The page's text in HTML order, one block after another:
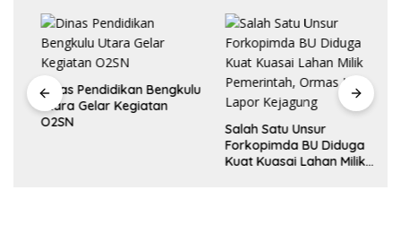
Dinas Pendidikan Bengkulu
Utara Gelar Kegiatan
O2SN
Salah Satu Unsur
Forkopimda BU Diduga
Kuat Kuasai Lahan Milik